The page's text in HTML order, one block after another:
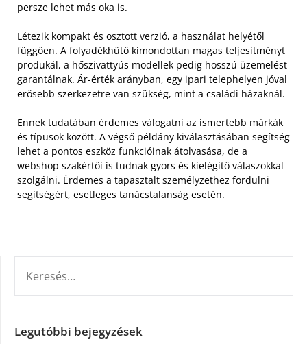
persze lehet más oka is.
Létezik kompakt és osztott verzió, a használat helyétől
függően. A folyadékhűtő kimondottan magas teljesítményt
produkál, a hőszivattyús modellek pedig hosszú üzemelést
garantálnak. Ár-érték arányban, egy ipari telephelyen jóval
erősebb szerkezetre van szükség, mint a családi házaknál.
Ennek tudatában érdemes válogatni az ismertebb márkák
és típusok között. A végső példány kiválasztásában segítség
lehet a pontos eszköz funkcióinak átolvasása, de a
webshop szakértői is tudnak gyors és kielégítő válaszokkal
szolgálni. Érdemes a tapasztalt személyzethez fordulni
segítségért, esetleges tanácstalanság esetén.
Legutóbbi bejegyzések